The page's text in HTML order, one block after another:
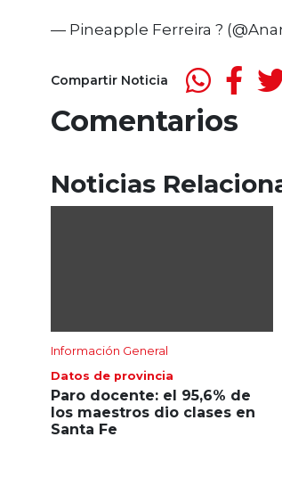
— Pineapple Ferreira ?
Compartir Noticia
Comentarios
Noticias
Información General
Datos de provincia
Paro docente: el 95,6% de
los maestros dio clases en
Santa Fe